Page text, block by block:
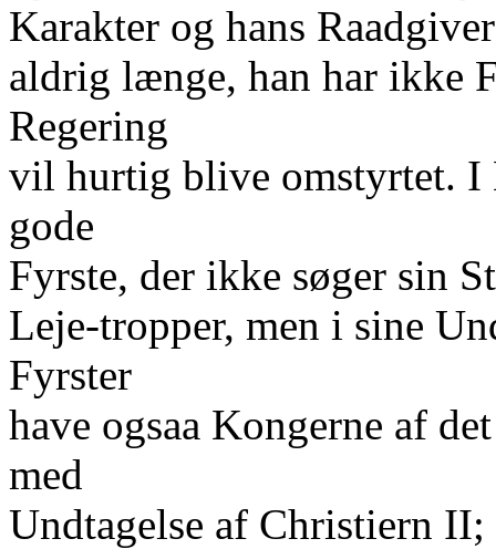
Karakter og hans
aldrig længe, han har ikke
Regering
vil hurtig blive omstyrtet.
gode
Fyrste, der ikke søger sin
Leje-tropper, men i sine
Fyrster
have ogsaa Kongerne af
med
Undtagelse af Christiern